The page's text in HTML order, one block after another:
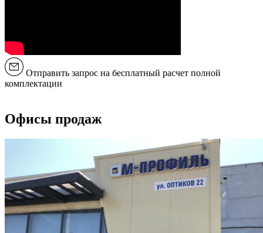
Отправить запрос на бесплатный расчет полной
комплектации
Офисы продаж